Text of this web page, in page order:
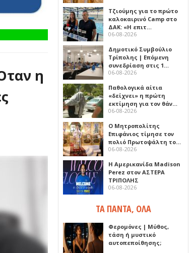
η
Τζιούμης για το πρώτο
καλοκαιρινό Camp στο
ΔΑΚ: «Η επιτ…
06-08-2026
Δημοτικό Συμβούλιο
Τρίπολης | Επόμενη
συνεδρίαση στις 1…
06-08-2026
Παθολογικά αίτια
«δείχνει» η πρώτη
εκτίμηση για τον θάν…
06-08-2026
Ο Μητροπολίτης
Επιφάνιος τίμησε τον
πολιό Πρωτοψάλτη το…
06-08-2026
Η Αμερικανίδα Madison
Perez στον ΑΣΤΕΡΑ
ΤΡΙΠΟΛΗΣ
06-08-2026
ΤΑ ΠΑΝΤΑ, ΟΛΑ
Φερομόνες | Μύθος,
τάση ή μυστικό
αυτοπεποίθησης;